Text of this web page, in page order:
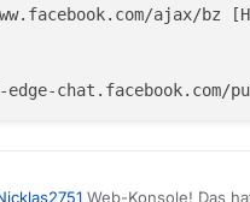
ajax/bz
Web-Konsole! Das